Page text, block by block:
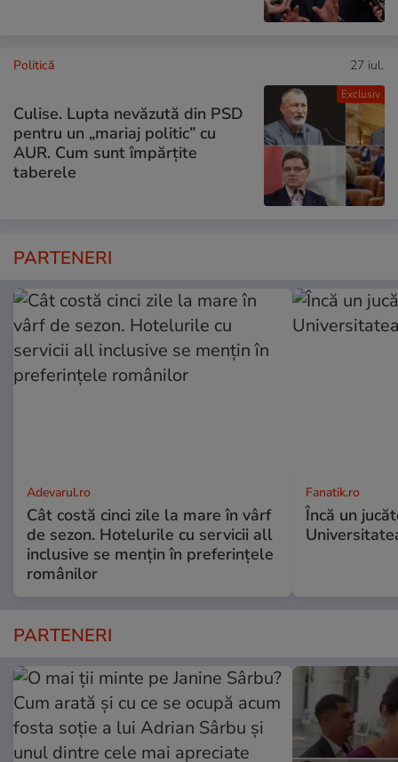
Exclusiv
Politică 27 iul.
Culise. Lupta nevăzută din PSD
pentru un „mariaj politic” cu
AUR. Cum sunt împărțite
taberele
PARTENERI
Adevarul.ro
Cât costă cinci zile la mare în vârf
de sezon. Hotelurile cu servicii all
inclusive se mențin în preferințele
românilor
Fanatik.ro
Încă un
PARTENERI